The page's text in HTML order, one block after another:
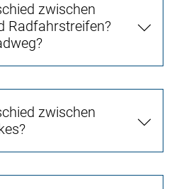
zwischen
Radfahrstreifen?
zwischen